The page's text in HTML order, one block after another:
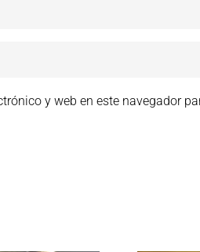
y web en este navegador